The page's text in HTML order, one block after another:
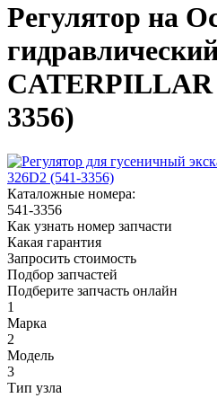
Регулятор на
CATERPILLAR
3356)
Каталожные номера:
541-3356
Как узнать номер запчасти
Какая гарантия
Запросить стоимость
Подбор запчастей
Подберите запчасть онлайн
1
Марка
2
Модель
3
Тип узла